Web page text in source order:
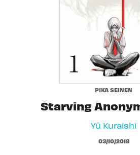
PIKA SEINEN
Starving
Yû Kuraishi
03/10/2018